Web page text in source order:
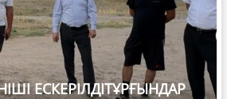
ЕСКЕРІЛДІТҰРҒЫНДАР